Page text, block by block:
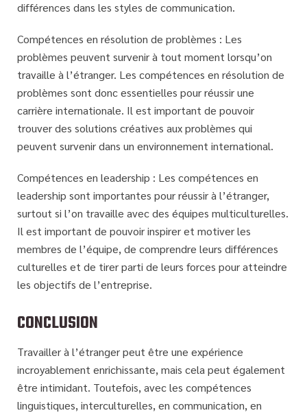
différences dans les styles de communication.
Compétences en résolution de problèmes : Les
problèmes peuvent survenir à tout moment lorsqu’on
travaille à l’étranger. Les compétences en résolution de
problèmes sont donc essentielles pour réussir une
carrière internationale. Il est important de pouvoir
trouver des solutions créatives aux problèmes qui
peuvent survenir dans un environnement international.
Compétences en leadership : Les compétences en
leadership sont importantes pour réussir à l’étranger,
surtout si l’on travaille avec des équipes multiculturelles.
Il est important de pouvoir inspirer et motiver les
membres de l’équipe, de comprendre leurs différences
culturelles et de tirer parti de leurs forces pour atteindre
les objectifs de l’entreprise.
CONCLUSION
Travailler à l’étranger peut être une expérience
incroyablement enrichissante, mais cela peut également
être intimidant. Toutefois, avec les compétences
linguistiques, interculturelles, en communication, en